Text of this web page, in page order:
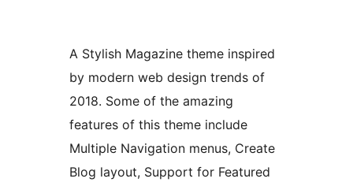
A Stylish Magazine theme inspired
by modern web design trends of
2018. Some of the amazing
features of this theme include
Multiple Navigation menus, Create
Blog layout, Support for Featured